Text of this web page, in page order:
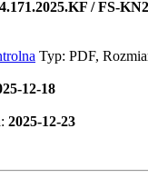
/ FS-
Typ: PDF,
12-18
2025-12-23